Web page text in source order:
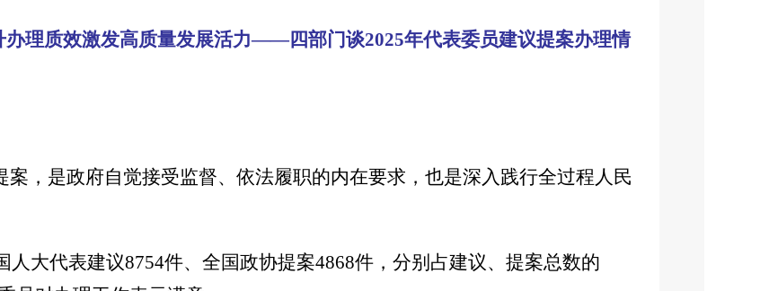
办理质效激发高质量发展活力——四部门谈2025年代表委员建议提案办理情
，是政府自觉接受监督、依法履职的内在要求，也是深入践行全过程人民
人大代表建议8754件、全国政协提案4868件，分别占建议、提案总数的